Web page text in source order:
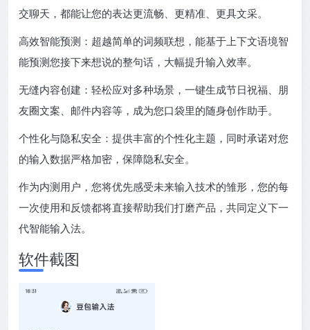
交聊天，都能让您的表达更流畅、更精准、更具文采。
高效智能预测：超越简单的词频联想，能基于上下文语境智
能预测您接下来想说的整句话，大幅提升输入效率。
无缝内容创建：轻松应对多种场景，一键生成节日祝福、朋
友圈文案、邮件内容等，成为您口袋里的随身创作助手。
个性化与隐私安全：提供丰富的个性化主题，同时承诺对您
的输入数据严格加密，保障隐私安全。
作为内测用户，您将优先感受未来输入技术的雏形，您的每
一次使用和反馈都将直接帮助我们打磨产品，共同定义下一
代智能输入法。
软件截图